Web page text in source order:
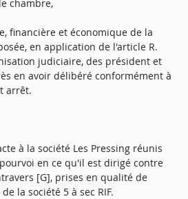
chambre,
financière et économique de la
en application de l'article R.
judiciaire, des président et
en avoir délibéré conformément à
arrêt.
à la société Les Pressing réunis
en ce qu'il est dirigé contre
[G], prises en qualité de
la société 5 à sec RIF.